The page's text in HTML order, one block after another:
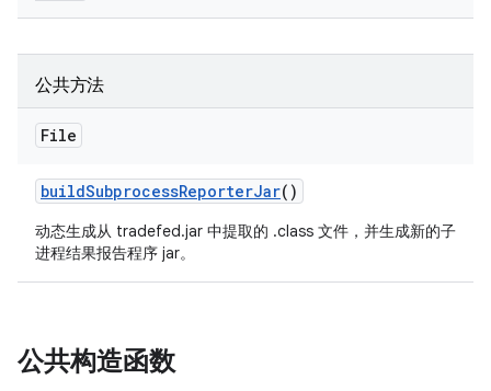
公共方法
File
buildSubprocessReporterJar()
动态生成从 tradefed.jar 中提取的 .class 文件，并生成新的子
进程结果报告程序 jar。
公共构造函数